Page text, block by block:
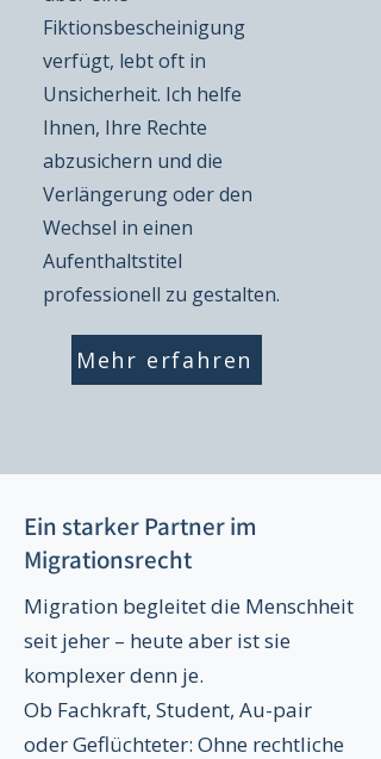
Fiktionsbescheinigung
verfügt, lebt oft in
Unsicherheit. Ich helfe
Ihnen, Ihre Rechte
abzusichern und die
Verlängerung oder den
Wechsel in einen
Aufenthaltstitel
professionell zu gestalten.
Mehr erfahren
Ein starker Partner im
Migrationsrecht
Migration begleitet die Menschheit
seit jeher – heute aber ist sie
komplexer denn je.
Ob Fachkraft, Student, Au-pair
oder Geflüchteter: Ohne rechtliche